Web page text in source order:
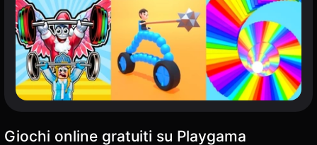
Giochi online gratuiti su Playgama